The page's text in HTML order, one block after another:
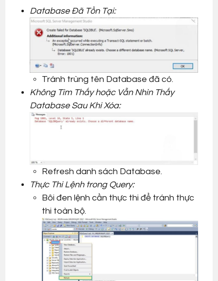
Database Đã Tồn Tại:
Tránh trùng tên Database đã có.
Không Tìm Thấy hoặc Vẫn Nhìn Thấy
Database Sau Khi Xóa:
Refresh danh sách Database.
Thực Thi Lệnh trong Query:
Bôi đen lệnh cần thực thi để tránh thực
thi toàn bộ.